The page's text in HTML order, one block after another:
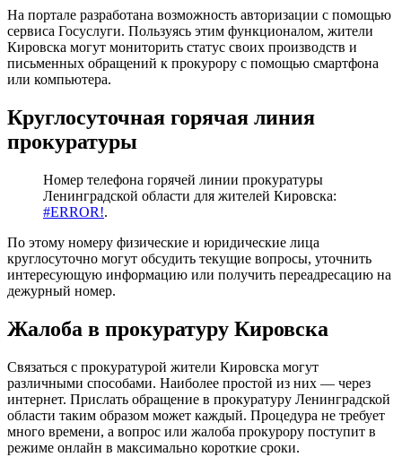
На портале разработана возможность авторизации с помощью
сервиса Госуслуги. Пользуясь этим функционалом, жители
Кировска могут мониторить статус своих производств и
письменных обращений к прокурору с помощью смартфона
или компьютера.
Круглосуточная горячая линия
прокуратуры
Номер телефона горячей линии прокуратуры
Ленинградской области для жителей Кировска:
#ERROR!.
По этому номеру физические и юридические лица
круглосуточно могут обсудить текущие вопросы, уточнить
интересующую информацию или получить переадресацию на
дежурный номер.
Жалоба в прокуратуру Кировска
Связаться с прокуратурой жители Кировска могут
различными способами. Наиболее простой из них — через
интернет. Прислать обращение в прокуратуру Ленинградской
области таким образом может каждый. Процедура не требует
много времени, а вопрос или жалоба прокурору поступит в
режиме онлайн в максимально короткие сроки.